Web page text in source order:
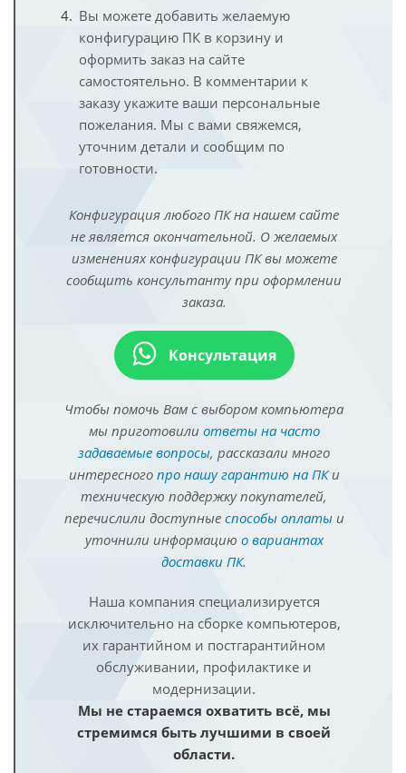
Вы можете добавить желаемую
конфигурацию ПК в корзину и
оформить заказ на сайте
самостоятельно. В комментарии к
заказу укажите ваши персональные
пожелания. Мы с вами свяжемся,
уточним детали и сообщим по
готовности.
Конфигурация любого ПК на нашем сайте
не является окончательной. О желаемых
изменениях конфигурации ПК вы можете
сообщить консультанту при оформлении
заказа.
Консультация
Чтобы помочь Вам с выбором компьютера
мы приготовили ответы на часто
задаваемые вопросы, рассказали много
интересного про нашу гарантию на ПКи
техническую поддержку покупателей,
перечислили доступные способы оплатыи
уточнили информацию о вариантах
доставки ПК.
Наша компания специализируется
исключительно на сборке компьютеров,
их гарантийном и постгарантийном
обслуживании, профилактике и
модернизации.
Мы не стараемся охватить всё, мы
стремимся быть лучшими в своей
области.